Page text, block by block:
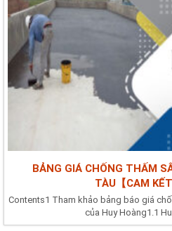
BẢNG GIÁ CHỐNG THẤM
TÀU【CAM KẾT
Contents1 Tham khảo bảng báo giá
của Huy Hoàng1.1